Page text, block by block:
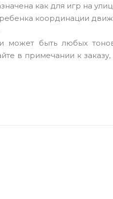
как для игр на
координации
может быть любых
в примечании к